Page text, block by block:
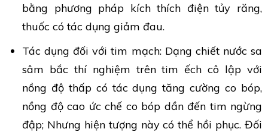
bằng phương pháp kích thích điện tủy răng,
thuốc có tác dụng giảm đau.
Tác dụng đối với tim mạch: Dạng chiết nước sa
sâm bắc thí nghiệm trên tim ếch cô lập với
nồng độ thấp có tác dụng tăng cường co bóp,
nồng độ cao ức chế co bóp dần đến tim ngừng
đập; Nhưng hiện tượng này có thể hồi phục. Đối